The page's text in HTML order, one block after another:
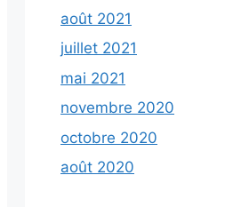
août 2021
juillet 2021
mai 2021
novembre 2020
octobre 2020
août 2020